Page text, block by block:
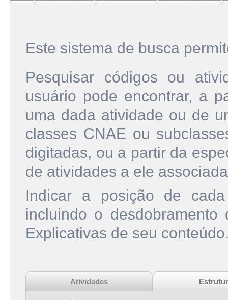
Este sistema de busca
Pesquisar códigos ou
usuário pode encontrar, a
uma dada atividade ou de
classes CNAE ou
digitadas, ou a partir da
de atividades a ele
Indicar a posição de
incluindo o
Explicativas de seu
Atividades